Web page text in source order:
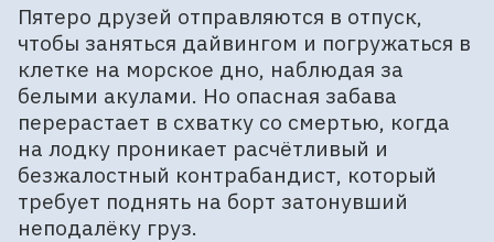
Пятеро друзей отправляются в отпуск,
чтобы заняться дайвингом и погружаться в
клетке на морское дно, наблюдая за
белыми акулами. Но опасная забава
перерастает в схватку со смертью, когда
на лодку проникает расчётливый и
безжалостный контрабандист, который
требует поднять на борт затонувший
неподалёку груз.